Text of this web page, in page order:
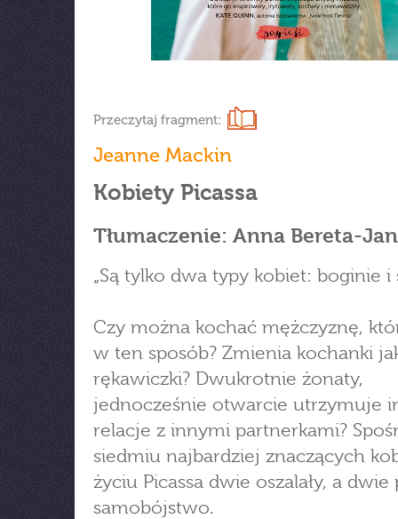
Przeczytaj fragment:
Jeanne Mackin
Kobiety Picassa
Tłumaczenie: Anna Bereta-
„Są tylko dwa typy kobiet: boginie i
Czy można kochać mężczyznę,
w ten sposób? Zmienia kochanki
rękawiczki? Dwukrotnie żonaty,
jednocześnie otwarcie utrzymuje
relacje z innymi partnerkami?
siedmiu najbardziej znaczących
życiu Picassa dwie oszalały, a dwie
samobójstwo.